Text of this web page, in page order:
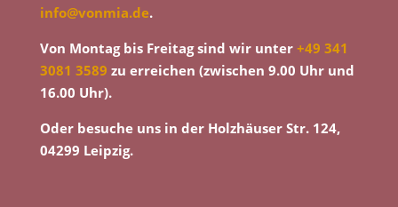
info@vonmia.de.
Von Montag bis Freitag sind wir unter +49 341
3081 3589 zu erreichen (zwischen 9.00 Uhr und
16.00 Uhr).
Oder besuche uns in der Holzhäuser Str. 124,
04299 Leipzig.